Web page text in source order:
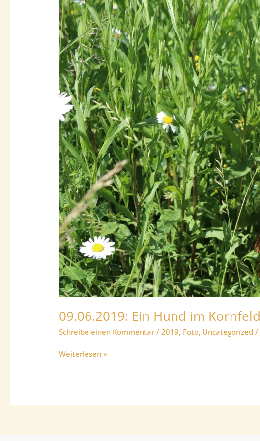
09.06.2019: Ein Hund im Kornfeld
Schreibe einen Kommentar / 2019, Foto, Uncategorized /
09.06.2019:
Weiterlesen »